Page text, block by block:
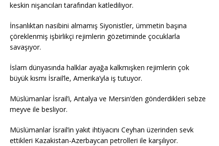
keskin nişancıları tarafından katlediliyor.
İnsanlıktan nasibini almamış Siyonistler, ümmetin başına
çöreklenmiş işbirlikçi rejimlerin gözetiminde çocuklarla
savaşıyor.
İslam dünyasında halklar ayağa kalkmışken rejimlerin çok
büyük kısmı İsrail’le, Amerika’yla iş tutuyor.
Müslümanlar İsrail’i, Antalya ve Mersin’den gönderdikleri sebze
meyve ile besliyor.
Müslümanlar İsrail’in yakıt ihtiyacını Ceyhan üzerinden sevk
ettikleri Kazakistan-Azerbaycan petrolleri ile karşılıyor.